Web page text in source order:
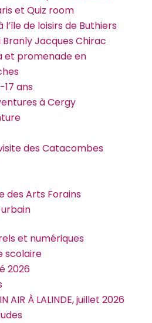
et Quiz room
de loisirs de Buthiers
Branly Jacques Chirac
et promenade en
17 ans
à Cergy
des Catacombes
des Arts Forains
et numériques
scolaire
2026
AIR À LALINDE, juillet 2026